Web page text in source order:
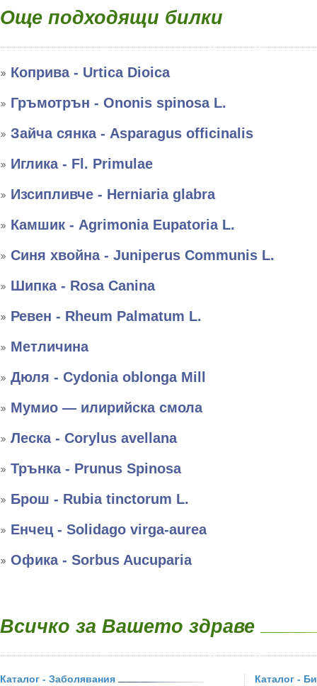
Още подходящи билки
Коприва - Urtica Dioica
Гръмотрън - Ononis spinosa L.
Зайча сянка - Asparagus officinalis
Иглика - Fl. Primulae
Изсипливче - Herniaria glabra
Камшик - Agrimonia Eupatoria L.
Синя хвойна - Juniperus Communis L.
Шипка - Rosa Canina
Ревен - Rheum Palmatum L.
Метличина
Дюля - Cydonia oblonga Mill
Мумио — илирийска смола
Леска - Corylus avellana
Трънка - Prunus Spinosa
Брош - Rubia tinctorum L.
Енчец - Solidago virga-aurea
Офика - Sorbus Aucuparia
Всичко за Вашето здраве
Каталог - Заболявания Каталог -